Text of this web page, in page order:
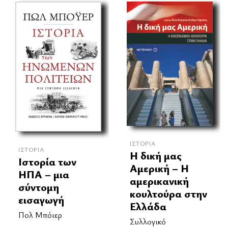
ΙΣΤΟΡΊΑ
Ιστορία των
ΗΠΑ – μια
σύντομη
εισαγωγή
Πολ Μπόιερ
ΙΣΤΟΡΊΑ
Η δική μας
Αμερική – Η
αμερικανική
κουλτούρα στην
Ελλάδα
Συλλογικό